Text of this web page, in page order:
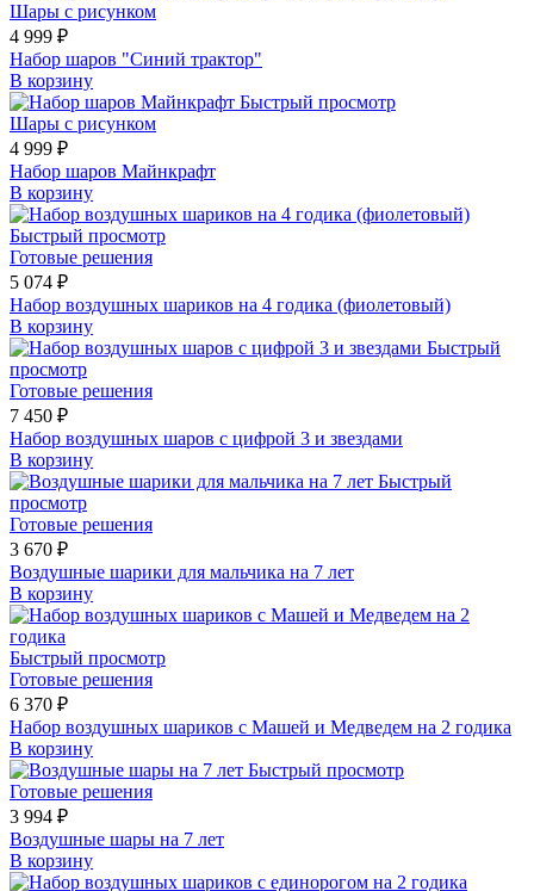
Шары с рисунком
4 999 ₽
Набор шаров "Синий трактор"
В корзину
Быстрый просмотр
Шары с рисунком
4 999 ₽
Набор шаров Майнкрафт
В корзину
Быстрый просмотр
Готовые решения
5 074 ₽
Набор воздушных шариков на 4 годика (фиолетовый)
В корзину
Быстрый
просмотр
Готовые решения
7 450 ₽
Набор воздушных шаров с цифрой 3 и звездами
В корзину
Быстрый
просмотр
Готовые решения
3 670 ₽
Воздушные шарики для мальчика на 7 лет
В корзину
Быстрый просмотр
Готовые решения
6 370 ₽
Набор воздушных шариков с Машей и Медведем на 2 годика
В корзину
Быстрый просмотр
Готовые решения
3 994 ₽
Воздушные шары на 7 лет
В корзину